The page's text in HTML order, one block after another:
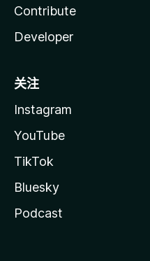
Contribute
Developer
关注
Instagram
YouTube
TikTok
Bluesky
Podcast